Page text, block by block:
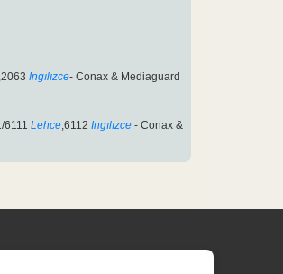
,2063 Ingılızce- Conax & Mediaguard
Lehce ,6112 Ingılızce - Conax &